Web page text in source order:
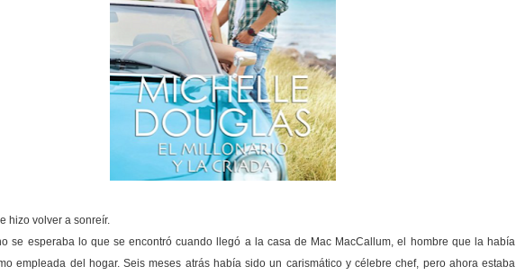
hizo volver a sonreír.
se esperaba lo que se encontró cuando llegó a la casa de Mac MacCallum, el hombre que la había
empleada del hogar. Seis meses atrás había sido un carismático y célebre chef, pero ahora estaba